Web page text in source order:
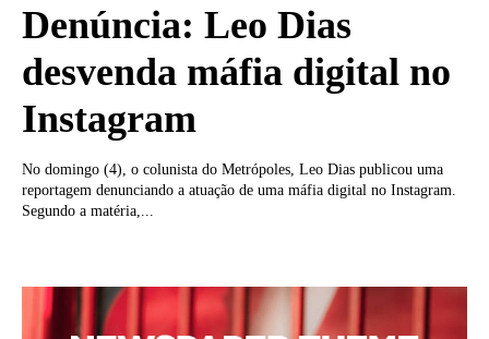
Denúncia: Leo Dias
desvenda máfia digital no
Instagram
No domingo (4), o colunista do Metrópoles, Leo Dias publicou uma
reportagem denunciando a atuação de uma máfia digital no Instagram.
Segundo a matéria,...